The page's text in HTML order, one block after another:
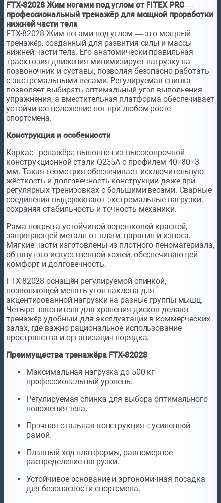
FTX-82028 Жим ногами под углом от FITEX PRO —
профессиональный тренажёр для мощной проработки
нижней части тела
FTX-82028 Жим ногами под углом — это мощный
тренажёр, созданный для развития силы и массы
нижней части тела. Его анатомически правильная
траектория движения минимизирует нагрузку на
позвоночник и суставы, позволяя безопасно работать
с экстремальными весами. Регулируемая спинка
позволяет выбирать оптимальный угол выполнения
упражнения, а вместительная платформа обеспечивает
устойчивое положение ног при любом росте
спортсмена.
Конструкция и особенности
Каркас тренажёра выполнен из высокопрочной
конструкционной стали Q235A с профилем 40×80×3
мм. Такая геометрия обеспечивает исключительную
жёсткость и долговечность конструкции даже при
регулярных тренировках с большими весами. Сварные
соединения выдерживают экстремальные нагрузки,
сохраняя стабильность и точность механики.
Рама покрыта устойчивой порошковой краской,
защищающей металл от влаги, царапин и износа.
Мягкие части изготовлены из плотного пеноматериала,
обтянутого искусственной кожей, обеспечивающей
комфорт и долговечность.
FTX-82028 оснащён регулируемой спинкой,
позволяющей менять угол наклона для
акцентированной нагрузки на разные группы мышц.
Четыре накопителя для хранения дисков делают
тренажёр удобным для эксплуатации в коммерческих
залах, где важно рациональное использование
пространства и организация порядка.
Преимущества тренажёра FTX-82028
Максимальная нагрузка до 500 кг —
профессиональный уровень.
Регулируемая спинка для выбора оптимального
положения тела.
Прочная стальная конструкция с усиленной
рамой.
Плавный ход платформы, равномерное
распределение нагрузки.
Устойчивое основание и эргономичная посадка
для безопасности спортсмена.